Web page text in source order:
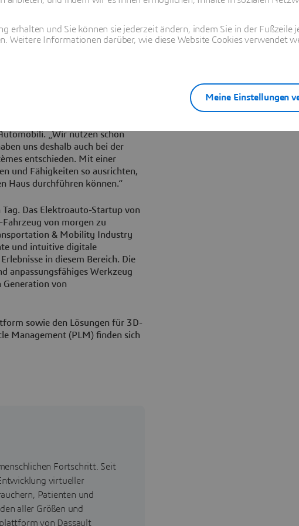
und Produktdaten in
frühzeitig erkennen und lösen,
organisieren und
durchführen.
können wir unsere Produktivität
sagt Mate Rimac,
„Wir nutzen schon
uns deshalb auch bei der
entschieden. Mit einer
und Fähigkeiten so ausrichten,
Haus durchführen können.“
Das Elektroauto-Startup von
Fahrzeug von morgen zu
& Mobility Industry
und intuitive digitale
in diesem Bereich. Die
anpassungsfähiges Werkzeug
von
sowie den Lösungen für 3D-
Management (PLM) finden sich
Fortschritt. Seit
virtueller
Patienten und
aller Größen und
plattform von Dassault
erhalten und Sie können sie jederzeit ändern, indem Sie in der Fußzeile
Weitere Informationen darüber, wie diese Website Cookies verwendet
Meine Einstellungen